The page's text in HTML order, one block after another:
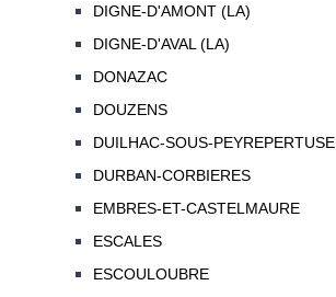
DIGNE-D'AMONT (LA)
DIGNE-D'AVAL (LA)
DONAZAC
DOUZENS
DUILHAC-SOUS-PEYREPERTUSE
DURBAN-CORBIERES
EMBRES-ET-CASTELMAURE
ESCALES
ESCOULOUBRE